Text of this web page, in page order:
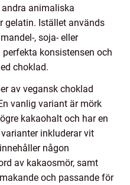
animaliska
gelatin. Istället används
, soja- eller
konsistensen och
choklad.
av vegansk choklad
vanlig variant är mörk
kakaohalt och har en
inkluderar vit
någon
av kakaosmör, samt
och passande för